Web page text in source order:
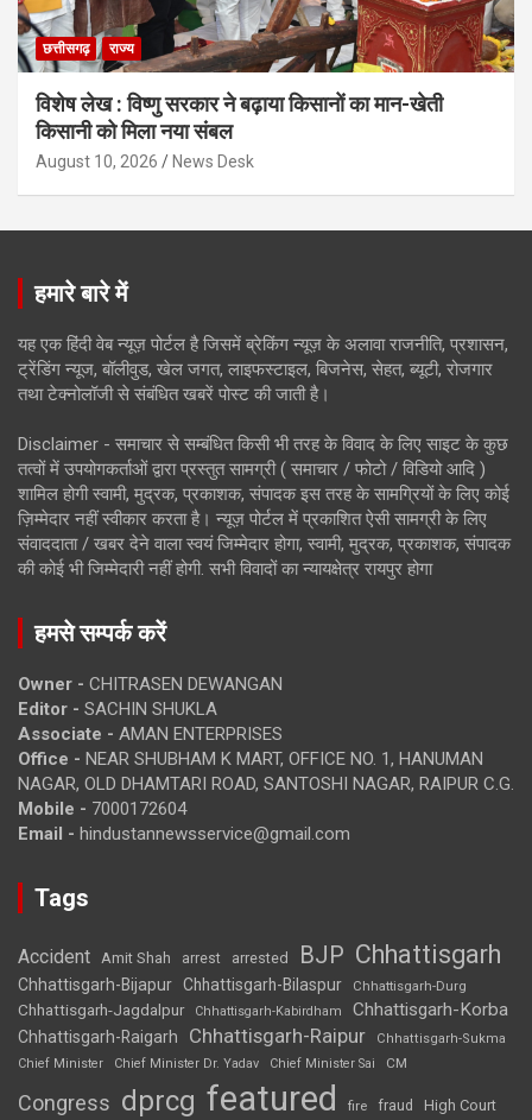
छत्तीसगढ़ राज्य
विशेष लेख : विष्णु सरकार ने बढ़ाया किसानों का मान-खेती
किसानी को मिला नया संबल
August 10, 2026 News Desk
हमारे बारे में
यह एक हिंदी वेब न्यूज़ पोर्टल है जिसमें ब्रेकिंग न्यूज़ के अलावा राजनीति, प्रशासन,
ट्रेंडिंग न्यूज, बॉलीवुड, खेल जगत, लाइफस्टाइल, बिजनेस, सेहत, ब्यूटी, रोजगार
तथा टेक्नोलॉजी से संबंधित खबरें पोस्ट की जाती है।
Disclaimer - समाचार से सम्बंधित किसी भी तरह के विवाद के लिए साइट के कुछ
तत्वों में उपयोगकर्ताओं द्वारा प्रस्तुत सामग्री ( समाचार / फोटो / विडियो आदि )
शामिल होगी स्वामी, मुद्रक, प्रकाशक, संपादक इस तरह के सामग्रियों के लिए कोई
ज़िम्मेदार नहीं स्वीकार करता है। न्यूज़ पोर्टल में प्रकाशित ऐसी सामग्री के लिए
संवाददाता / खबर देने वाला स्वयं जिम्मेदार होगा, स्वामी, मुद्रक, प्रकाशक, संपादक
की कोई भी जिम्मेदारी नहीं होगी. सभी विवादों का न्यायक्षेत्र रायपुर होगा
हमसे सम्पर्क करें
Owner - CHITRASEN DEWANGAN
Editor - SACHIN SHUKLA
Associate - AMAN ENTERPRISES
Office - NEAR SHUBHAM K MART, OFFICE NO. 1, HANUMAN
NAGAR, OLD DHAMTARI ROAD, SANTOSHI NAGAR, RAIPUR C.G.
Mobile - 7000172604
Email - hindustannewsservice@gmail.com
Tags
Accident Amit Shah arrest arrested BJP Chhattisgarh
Chhattisgarh-Bijapur Chhattisgarh-Bilaspur Chhattisgarh-Durg
Chhattisgarh-Jagdalpur Chhattisgarh-Kabirdham Chhattisgarh-Korba
Chhattisgarh-Raigarh Chhattisgarh-Raipur
Chhattisgarh-Sukma
Chief Minister
Chief Minister Dr. Yadav Chief Minister Sai CM
Congress dprcg featured fire fraud High Court